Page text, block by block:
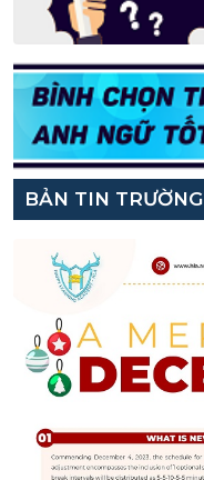
BẢN TIN TRƯỜNG